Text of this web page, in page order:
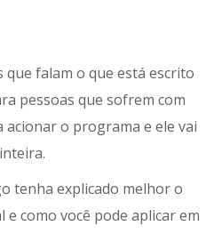
falam o que está escrito
pessoas que sofrem com
acionar o programa e ele vai
tenha explicado melhor o
e como você pode aplicar em